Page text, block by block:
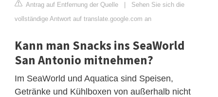
Antrag auf Entfernung der Quelle | Sehen Sie sich die
vollständige Antwort auf translate.google.com an
Kann man Snacks ins SeaWorld
San Antonio mitnehmen?
Im SeaWorld und Aquatica sind Speisen,
Getränke und Kühlboxen von außerhalb nicht